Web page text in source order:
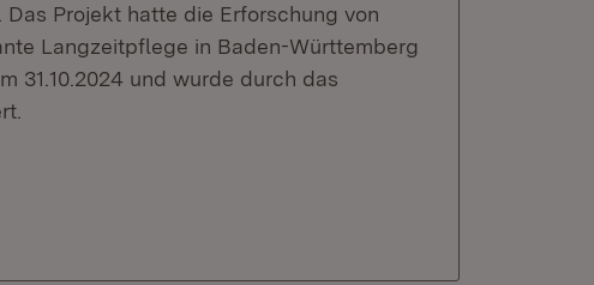
Projekt hatte die Erforschung von
Langzeitpflege in Baden-Württemberg
31.10.2024 und wurde durch das